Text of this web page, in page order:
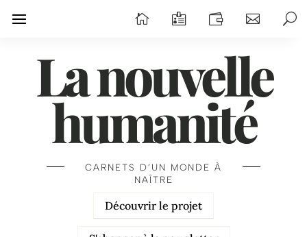
La nouvelle
humanité
CARNETS D’UN MONDE À
NAÎTRE
Découvrir le projet